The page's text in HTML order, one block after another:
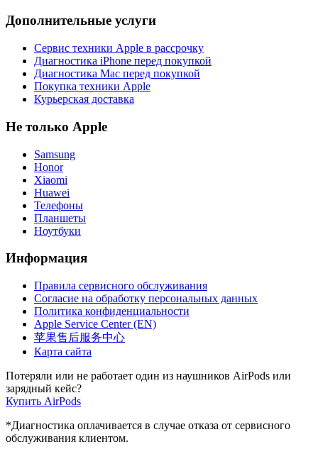
Дополнительные услуги
Сервис техники Apple в рассрочку
Диагностика iPhone перед покупкой
Диагностика Mac перед покупкой
Покупка техники Apple
Курьерская доставка
Не только Apple
Samsung
Honor
Xiaomi
Huawei
Телефоны
Планшеты
Ноутбуки
Информация
Правила сервисного обслуживания
Согласие на обработку персональных данных
Политика конфиденциальности
Apple Service Center (EN)
苹果售后服务中心
Карта сайта
Потеряли или не работает один из наушников AirPods или
зарядный кейс?
Купить AirPods
*Диагностика оплачивается в случае отказа от сервисного
обслуживания клиентом.